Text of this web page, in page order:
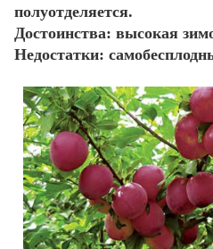
полуотделяется.
Достоинства: высокая
Недостатки: